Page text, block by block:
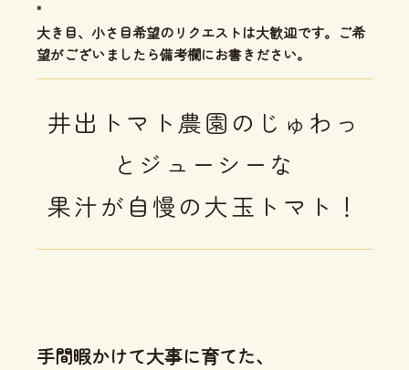
"
大き目、小さ目希望のリクエストは大歓迎です。ご希
望がございましたら備考欄にお書きださい。
井出トマト農園のじゅわっ
とジューシーな
果汁が自慢の大玉トマト！
手間暇かけて大事に育てた、